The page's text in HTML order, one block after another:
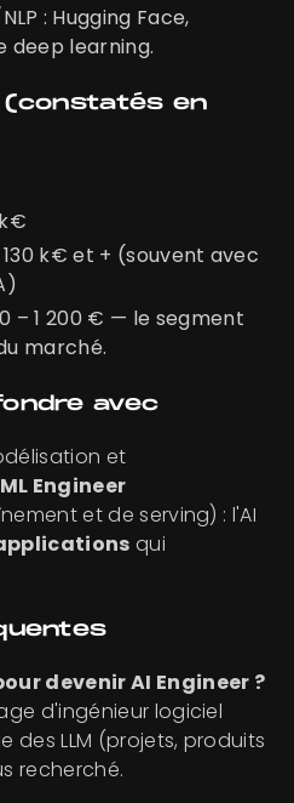
: Hugging Face,
deep learning.
(constatés en
k€ et + (souvent avec
– 1 200 € — le segment
marché.
avec
et
ML Engineer
et de serving) : l'AI
qui
devenir AI Engineer ?
d'ingénieur logiciel
des LLM (projets, produits
recherché.